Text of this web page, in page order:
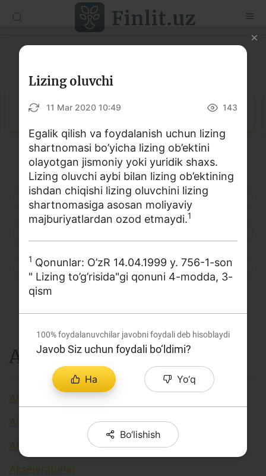
Рус
Maqolalar
O‘quv qo‘llanmalar
Lug‘at
Moliyaviy savodxonlik bo‘yicha kitoblar
Video
Loyihalar
Fotogalereya
Loyiha haqida
Sayt xaritasi
Lug‘at
A B D E F G
Q R S C
A
Aholi daromadlari
Airdrop
Akkreditiv
Akseleratorlar
Lizing oluvchi
11 Mar 2020 10:49 143
Egalik qilish va foydalanish uchun lizing
shartnomasi bo’yicha lizing ob’ektini
olayotgan jismoniy yoki yuridik shaxs.
Lizing oluvchi aybi bilan lizing ob’ektining
ishdan chiqishi lizing oluvchini lizing
shartnomasiga asosan moliyaviy
majburiyatlardan ozod etmaydi.1
1 Qonunlar: O’zR 14.04.1999 y. 756-1-son
" Lizing to’g’risida"gi qonuni 4-modda, 3-
qism
100%foydalanuvchilar javobni foydali deb hisoblaydi
Javob Siz uchun foydali bo‘ldimi?
Ha Yo‘q
Bo‘lishish